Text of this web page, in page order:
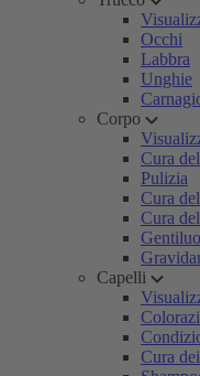
Occhi
Labbra
Unghie
Corpo
Cura
Pulizia
Cura
Cura
Capelli
Cura